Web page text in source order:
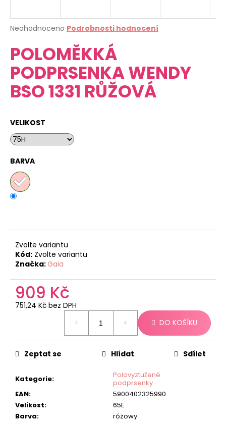
Průměrné
produktu
je
0,0
5
hvězdiček.
Neohodnoceno Podrobnosti hodnocení
POLOMĚKKÁ
PODPRSENKA WENDY
BSO 1331 RŮŽOVÁ
VELIKOST
BARVA
Zvolte variantu
Kód: Zvolte variantu
Značka:Gaia
909 Kč
751,24 Kč bez DPH
DO KOŠÍKU
Kategorie:
Polovyztužené
podprsenky
EAN:
5900402325990
Velikost:
65E
Barva: różowy
Zeptat se Hlídat Sdílet
j
t
?
D
o
p
o
č
u
e
e